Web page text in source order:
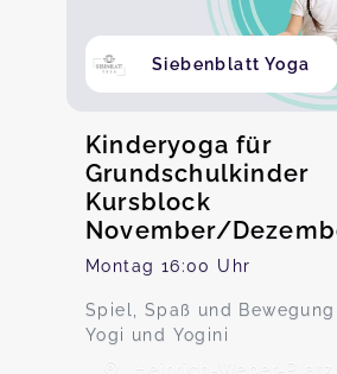
Siebenblatt Yoga
Kinderyoga für
Grundschulkinder
Kursblock
November/
Montag 16:00 Uhr
Spiel, Spaß und
Yogi und Yogini
Heinrich-Weber-Platz